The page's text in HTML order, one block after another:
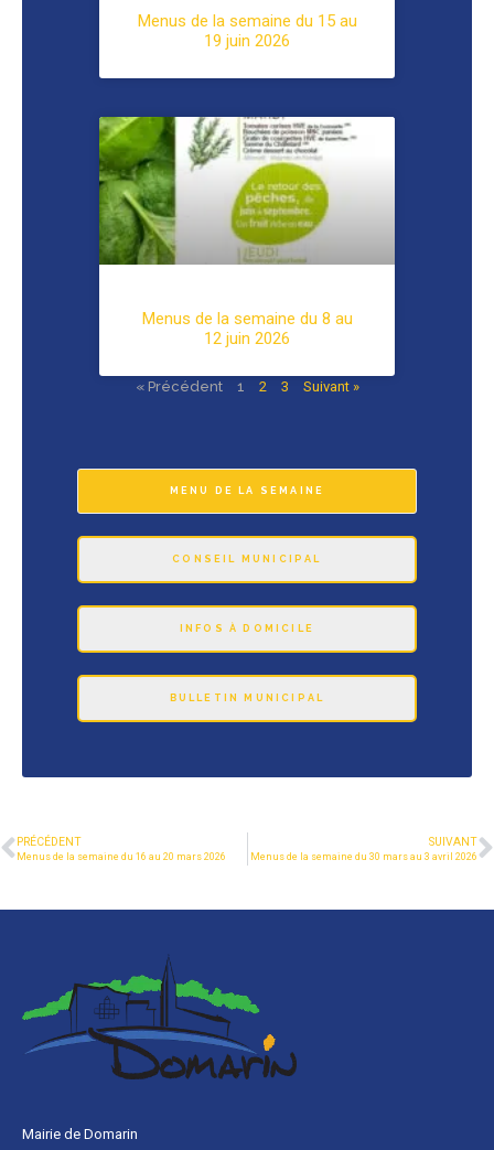
Menus de la semaine du 15 au
19 juin 2026
Menus de la semaine du 8 au
12 juin 2026
« Précédent 1 2 3 Suivant »
MENU DE LA SEMAINE
CONSEIL MUNICIPAL
INFOS À DOMICILE
BULLETIN MUNICIPAL
PRÉCÉDENT
Menus de la semaine du 16 au 20 mars 2026
SUIVANT
Menus de la semaine du 30 mars au 3 avril 2026
Mairie de Domarin